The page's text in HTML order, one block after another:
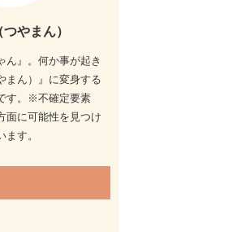
やまん）
ん』。何か事が起き
まん）』に変身する
す。※不確定要素
面に可能性を見つけ
す。